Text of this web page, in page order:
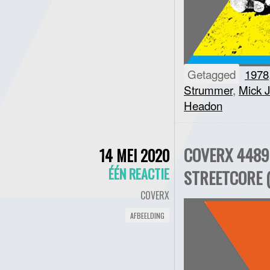
Getagged 1978
Strummer, Mick
Headon
14 MEI 2020
ÉÉN REACTIE
COVERX
AFBEELDING
COVERX